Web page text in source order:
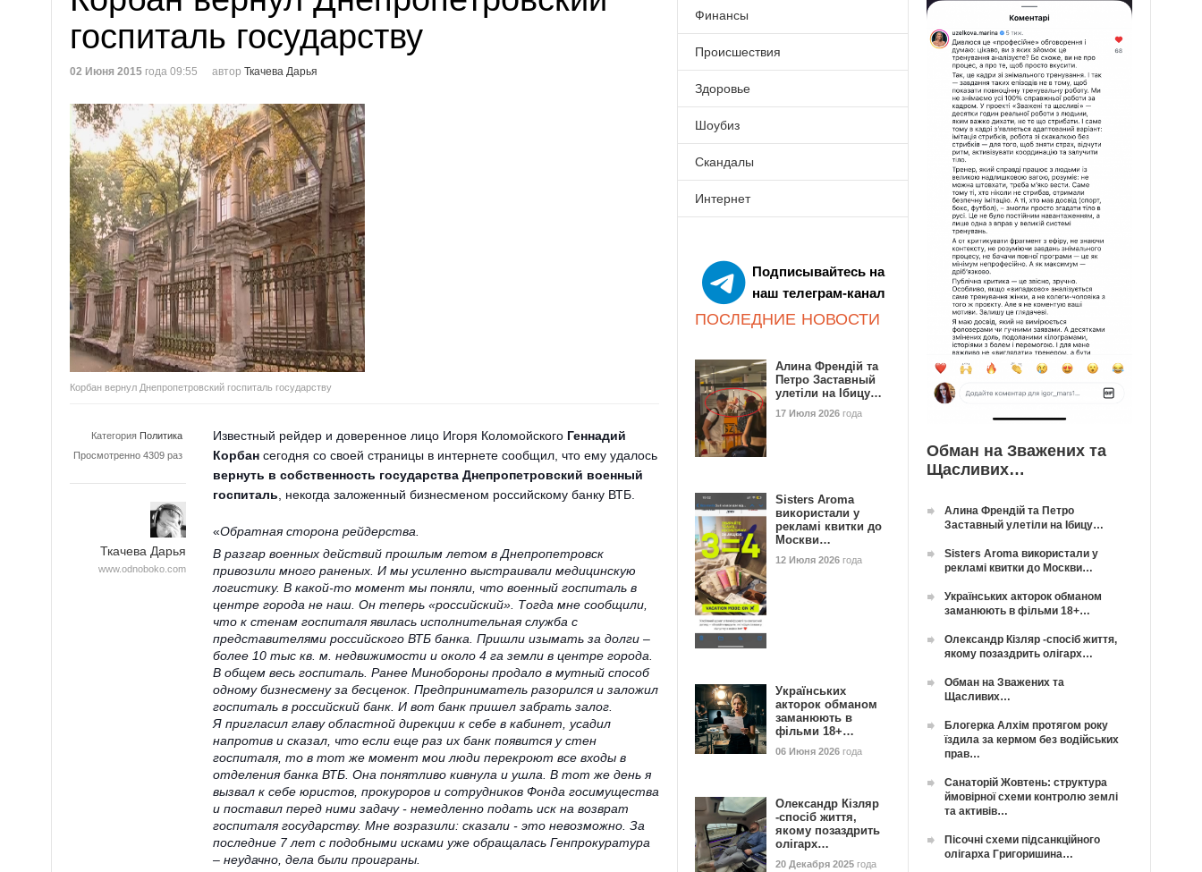
госпиталь государству
02 Июня 2015 года 09:55 автор Ткачева Дарья
Корбан вернул Днепропетровский госпиталь государству
Категория Политика
Просмотренно 4309 раз
Ткачева Дарья
www.odnoboko.com
Известный рейдер и доверенное лицо Игоря Коломойского Геннадий
Корбан сегодня со своей страницы в интернете сообщил, что ему удалось
вернуть в собственность государства Днепропетровский военный
госпиталь , некогда заложенный бизнесменом российскому банку ВТБ.
«Обратная сторона рейдерства.
В разгар военных действий прошлым летом в Днепропетровск
привозили много раненых. И мы усиленно выстраивали медицинскую
логистику. В какой-то момент мы поняли, что военный госпиталь в
центре города не наш. Он теперь «российский». Тогда мне сообщили,
что к стенам госпиталя явилась исполнительная служба с
представителями российского ВТБ банка. Пришли изымать за долги –
более 10 тыс кв. м. недвижимости и около 4 га земли в центре города.
В общем весь госпиталь. Ранее Минобороны продало в мутный способ
одному бизнесмену за бесценок. Предприниматель разорился и заложил
госпиталь в российский банк. И вот банк пришел забрать залог.
Я пригласил главу областной дирекции к себе в кабинет, усадил
напротив и сказал, что если еще раз их банк появится у стен
госпиталя, то в тот же момент мои люди перекроют все входы в
отделения банка ВТБ. Она понятливо кивнула и ушла. В тот же день я
вызвал к себе юристов, прокуроров и сотрудников Фонда госимущества
и поставил перед ними задачу - немедленно подать иск на возврат
госпиталя государству. Мне возразили: сказали - это невозможно. За
последние 7 лет с подобными исками уже обращалась Генпрокуратура
– неудачно, дела были проиграны.
Финансы
Происшествия
Здоровье
Шоубиз
Скандалы
Интернет
Подписывайтесь на
наш телеграм-канал
ПОСЛЕДНИЕ НОВОСТИ
Алина Френдій та
Петро Заставный
улетіли на Ібицу…
17 Июля 2026 года
Sisters Aroma
використали у
рекламі квитки до
Москви…
12 Июля 2026 года
Українських
акторок обманом
заманюють в
фільми 18+…
06 Июня 2026 года
Олександр Кізляр
-спосіб життя,
якому позаздрить
олігарх…
20 Декабря 2025 года
Обман на Зважених та
Щасливих…
Алина Френдій та Петро
Заставный улетіли на Ібицу…
Sisters Aroma використали у
рекламі квитки до Москви…
Українських акторок обманом
заманюють в фільми 18+…
Олександр Кізляр -спосіб життя,
якому позаздрить олігарх…
Обман на Зважених та
Щасливих…
Блогерка Алхім протягом року
їздила за кермом без водійських
прав…
Санаторій Жовтень: структура
ймовірної схеми контролю землі
та активів…
Пісочні схеми підсанкційного
олігарха Григоришина…